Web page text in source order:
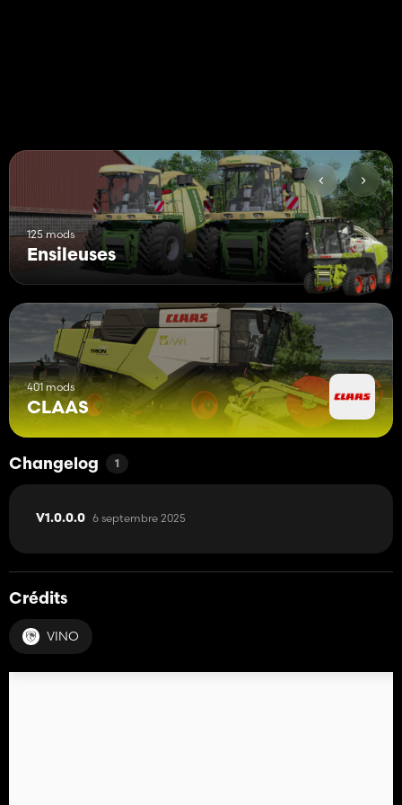
125 mods
Ensileuses
401 mods
CLAAS
Changelog 1
V1.0.0.0 6 septembre 2025
Crédits
VINO